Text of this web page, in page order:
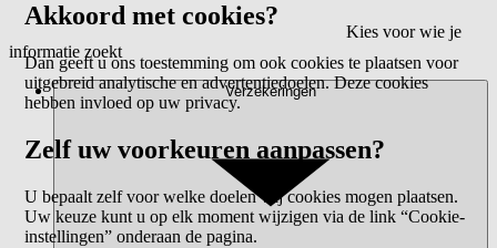
Kies voor wie je
informatie zoekt
Verzekeringen
Akkoord met cookies?
Dan geeft u ons toestemming om ook cookies te plaatsen voor
uitgebreid analytische en advertentiedoelen. Deze cookies
hebben invloed op uw privacy.
Zelf uw voorkeuren aanpassen?
U bepaalt zelf voor welke doelen wij cookies mogen plaatsen.
Uw keuze kunt u op elk moment wijzigen via de link “Cookie-
instellingen” onderaan de pagina.